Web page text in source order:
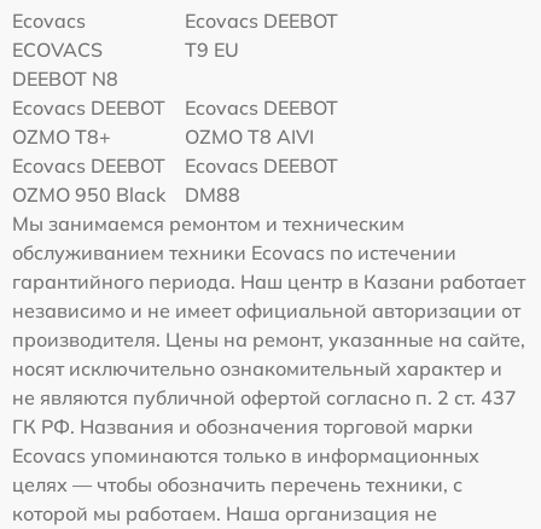
Ecovacs
ECOVACS
DEEBOT N8
Ecovacs DEEBOT
T9 EU
Ecovacs DEEBOT
OZMO T8+
Ecovacs DEEBOT
OZMO T8 AIVI
Ecovacs DEEBOT
OZMO 950 Black
Ecovacs DEEBOT
DM88
Мы занимаемся ремонтом и техническим
обслуживанием техники Ecovacs по истечении
гарантийного периода. Наш центр в Казани работает
независимо и не имеет официальной авторизации от
производителя. Цены на ремонт, указанные на сайте,
носят исключительно ознакомительный характер и
не являются публичной офертой согласно п. 2 ст. 437
ГК РФ. Названия и обозначения торговой марки
Ecovacs упоминаются только в информационных
целях — чтобы обозначить перечень техники, с
которой мы работаем. Наша организация не